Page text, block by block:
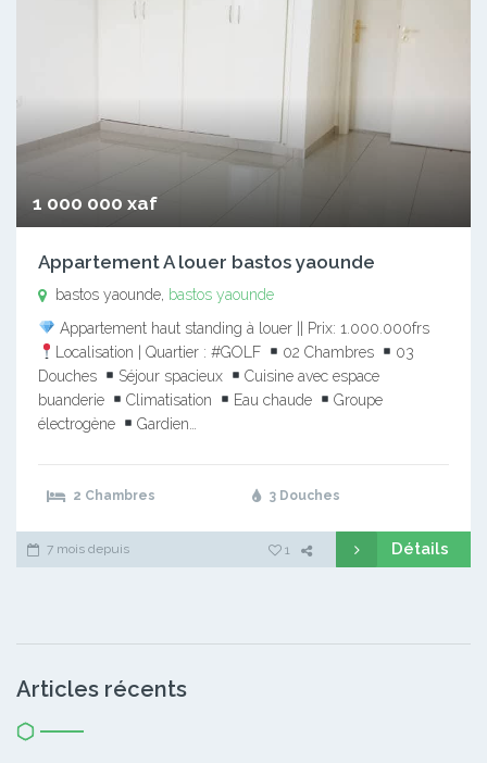
1 000 000 xaf
Appartement A louer bastos yaounde
bastos yaounde, bastos yaounde
Appartement haut standing à louer || Prix: 1.000.000frs
Localisation | Quartier : #GOLF
02 Chambres
03
Douches
Séjour spacieux
Cuisine avec espace
buanderie
Climatisation Eau chaude
Groupe
électrogène
Gardien…
2 Chambres 3 Douches
7 mois depuis 1 Détails
Articles récents